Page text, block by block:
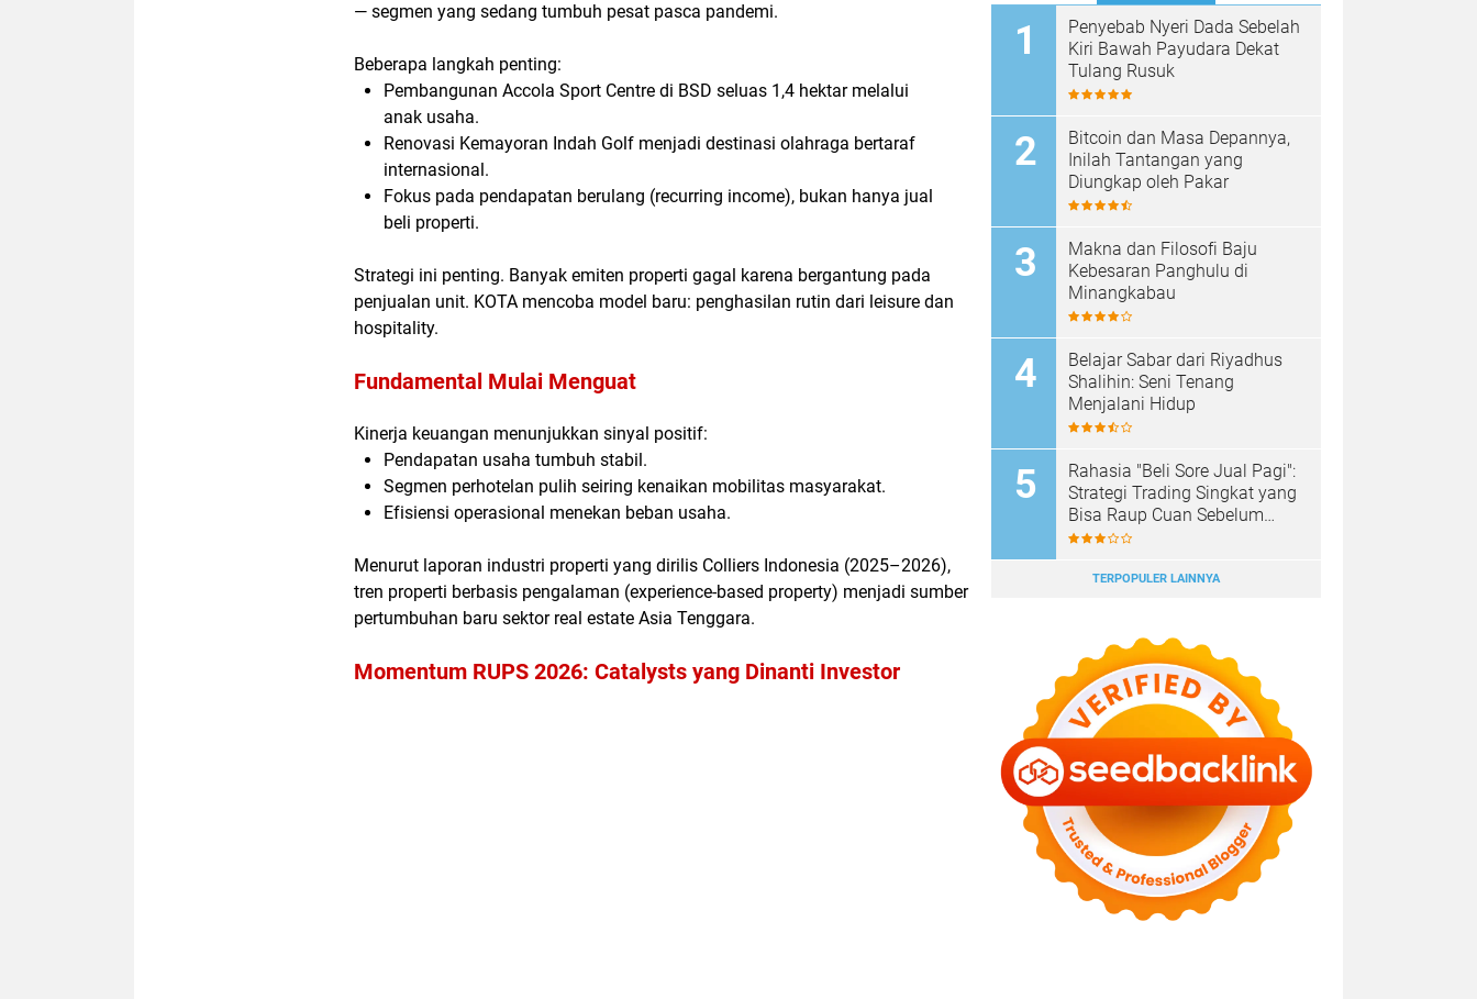
— segmen yang sedang tumbuh pesat pasca pandemi.
Beberapa langkah penting:
Pembangunan Accola Sport Centre di BSD seluas 1,4 hektar melalui
anak usaha.
Renovasi Kemayoran Indah Golf menjadi destinasi olahraga bertaraf
internasional.
Fokus pada pendapatan berulang (recurring income), bukan hanya jual
beli properti.
Strategi ini penting. Banyak emiten properti gagal karena bergantung pada
penjualan unit. KOTA mencoba model baru: penghasilan rutin dari leisure dan
hospitality.
Fundamental Mulai Menguat
Kinerja keuangan menunjukkan sinyal positif:
Pendapatan usaha tumbuh stabil.
Segmen perhotelan pulih seiring kenaikan mobilitas masyarakat.
Efisiensi operasional menekan beban usaha.
Menurut laporan industri properti yang dirilis Colliers Indonesia (2025–2026),
tren properti berbasis pengalaman (experience-based property) menjadi sumber
pertumbuhan baru sektor real estate Asia Tenggara.
Momentum RUPS 2026: Catalysts yang Dinanti Investor
Penyebab Nyeri Dada Sebelah
Kiri Bawah Payudara Dekat
Tulang Rusuk
Bitcoin dan Masa Depannya,
Inilah Tantangan yang
Diungkap oleh Pakar
Makna dan Filosofi Baju
Kebesaran Panghulu di
Minangkabau
Belajar Sabar dari Riyadhus
Shalihin: Seni Tenang
Menjalani Hidup
Rahasia "Beli Sore Jual Pagi":
Strategi Trading Singkat yang
Bisa Raup Cuan Sebelum
Sarapan
TERPOPULER LAINNYA